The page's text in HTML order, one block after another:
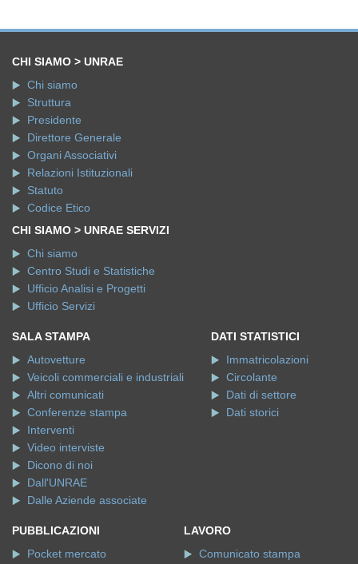
CHI SIAMO > UNRAE
Chi siamo
Struttura
Presidente
Direttore Generale
Organi Associativi
Relazioni Istituzionali
Statuto
Codice Etico
CHI SIAMO > UNRAE SERVIZI
Chi siamo
Centro Studi e Statistiche
Ufficio Analisi e Progetti
Ufficio Servizi
SALA STAMPA
Autovetture
Veicoli commerciali e industriali
Altri comunicati
Conferenze stampa
Interventi
Video interviste
Dicono di noi
Dall'UNRAE
Dalle Aziende associate
DATI STATISTICI
Immatricolazioni
Circolante
Dati di settore
Dati storici
PUBBLICAZIONI
Pocket mercato
LAVORO
Comunicato stampa